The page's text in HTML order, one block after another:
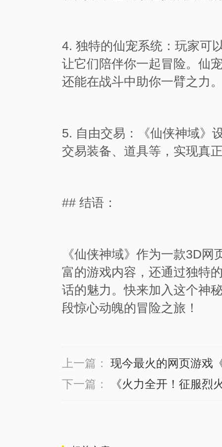
4. 独特的仙宠系统：玩家可
让它们陪伴你一起冒险。仙
还能在战斗中助你一臂之力
5. 自由交易：《仙侠神域》
交易装备、道具等，实现真
## 结语：
《仙侠神域》作为一款3D
富的游戏内容，还通过独特
话的魅力。快来加入这个神
段惊心动魄的冒险之旅！
上一篇：
现今最火的网页游戏
下一篇：
《火力全开！征服烈